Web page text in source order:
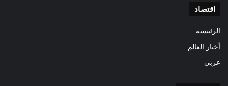
اقتصاد
الرئيسية
أخبار العالم
عربى